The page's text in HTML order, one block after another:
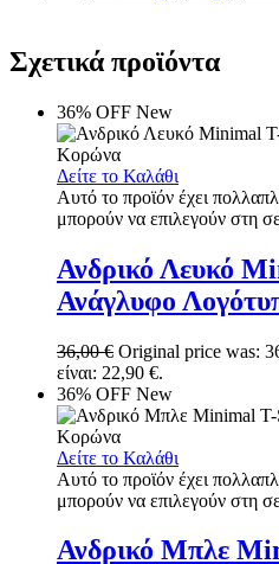
Σχετικά προϊόντα
36% OFF New
Δείτε το Καλάθι
Αυτό το προϊόν έχει
μπορούν να επιλεγούν στη
Ανδρικό Λευκό
Ανάγλυφο
36,00€ Original price was:
είναι: 22,90 €.
36% OFF New
Δείτε το Καλάθι
Αυτό το προϊόν έχει
μπορούν να επιλεγούν στη
Ανδρικό Μπλε